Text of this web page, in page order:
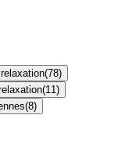
(78)
(11 )
(8)